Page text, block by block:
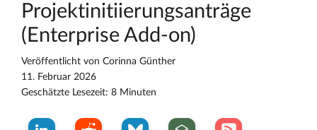
Projektinitiierungsanträge
(Enterprise Add-on)
Veröffentlicht von Corinna Günther
11. Februar 2026
Geschätzte Lesezeit: 8 Minuten